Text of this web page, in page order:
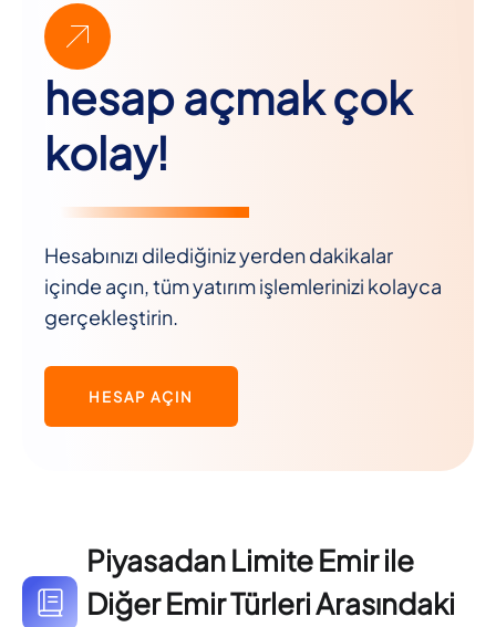
hesap açmak çok
kolay!
Hesabınızı dilediğiniz yerden dakikalar
içinde açın, tüm yatırım işlemlerinizi kolayca
gerçekleştirin.
HESAP AÇIN
Piyasadan Limite Emir ile
Diğer Emir Türleri Arasındaki